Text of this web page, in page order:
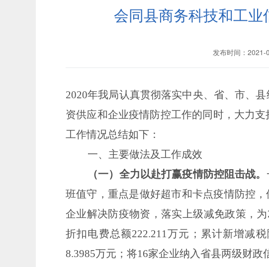
会同县商务科技和工
发布时间：2021-
2020年我局认真贯彻落实中央、省、市、
资供应和企业疫情防控工作的同时，大力
工作情况总结如下：
一、 主要做法及工作成效
（一）全力以赴打赢疫情防控阻击战。
班值守，重点是做好超市和卡点疫情防控
企业解决防疫物资，落实上级减免政策，为
折扣电费总额222.211万元；累计新增减税
8.3985万元；将16家企业纳入省县两级财政